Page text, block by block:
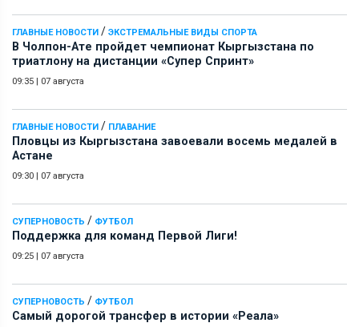
ГЛАВНЫЕ НОВОСТИ / ЭКСТРЕМАЛЬНЫЕ ВИДЫ СПОРТА
В Чолпон-Ате пройдет чемпионат Кыргызстана по
триатлону на дистанции «Супер Спринт»
09:35 | 07 августа
ГЛАВНЫЕ НОВОСТИ / ПЛАВАНИЕ
Пловцы из Кыргызстана завоевали восемь медалей в
Астане
09:30 | 07 августа
СУПЕРНОВОСТЬ / ФУТБОЛ
Поддержка для команд Первой Лиги!
09:25 | 07 августа
СУПЕРНОВОСТЬ / ФУТБОЛ
Самый дорогой трансфер в истории «Реала»